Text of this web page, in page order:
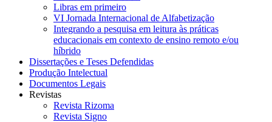
Libras em primeiro
VI Jornada Internacional de Alfabetização
Integrando a pesquisa em leitura às práticas
educacionais em contexto de ensino remoto e/ou
híbrido
Dissertações e Teses Defendidas
Produção Intelectual
Documentos Legais
Revistas
Revista Rizoma
Revista Signo